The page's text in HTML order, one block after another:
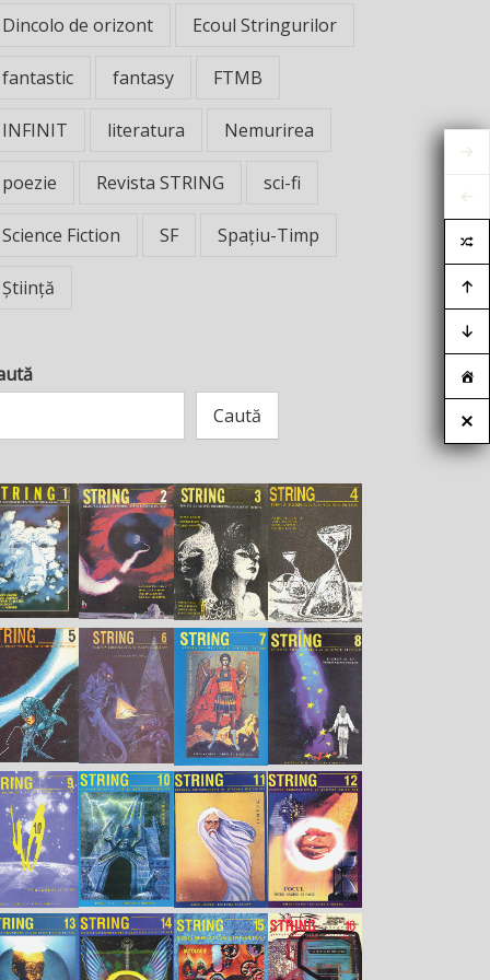
Dincolo de orizont Ecoul Stringurilor
fantastic fantasy FTMB
INFINIT literatura Nemurirea
poezie Revista STRING sci-fi
Science Fiction SF Spațiu-Timp
Știință
Caută